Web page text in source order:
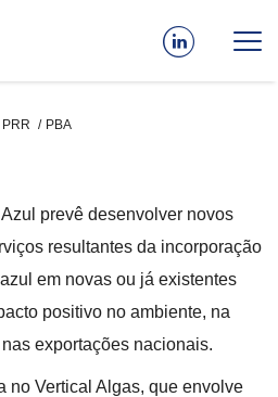
PRR PBA
prevê desenvolver novos
resultantes da incorporação
em novas ou já existentes
positivo no ambiente, na
exportações nacionais.
no Vertical Algas, que envolve